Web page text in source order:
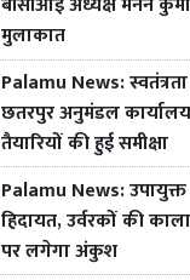
मुलाकात
Palamu News:
छतरपुर अनुमंडल
तैयारियों की हुई समीक्षा
Palamu News:
हिदायत, उर्वरकों की
पर लगेगा अंकुश